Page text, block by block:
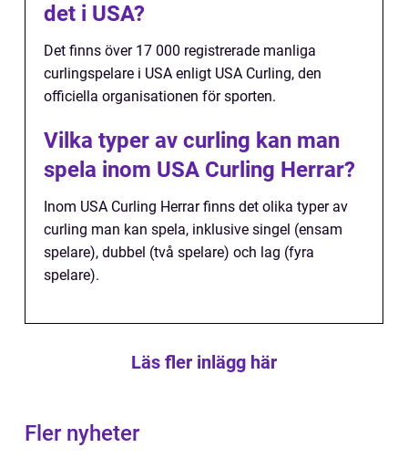
det i USA?
Det finns över 17 000 registrerade manliga
curlingspelare i USA enligt USA Curling, den
officiella organisationen för sporten.
Vilka typer av curling kan man
spela inom USA Curling Herrar?
Inom USA Curling Herrar finns det olika typer av
curling man kan spela, inklusive singel (ensam
spelare), dubbel (två spelare) och lag (fyra
spelare).
Läs fler inlägg här
Fler nyheter